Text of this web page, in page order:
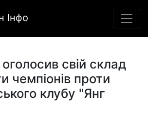
Інфо
свій склад
чемпіонів проти
клубу "Янг